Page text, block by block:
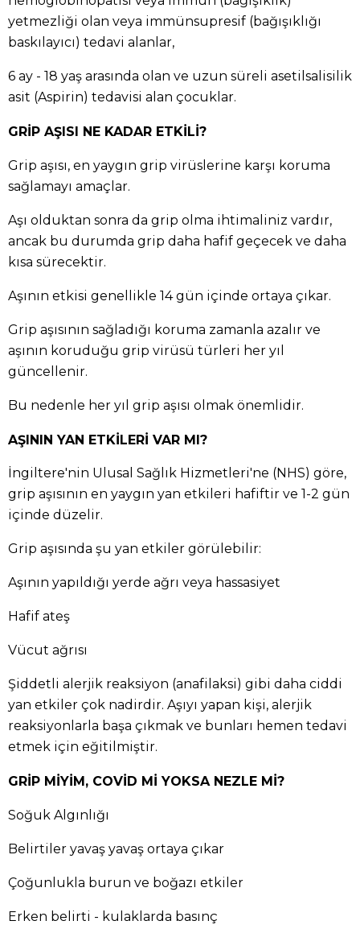
yetmezliği olan veya immünsupresif (bağışıklığı
baskılayıcı) tedavi alanlar,
6 ay - 18 yaş arasında olan ve uzun süreli asetilsalisilik
asit (Aspirin) tedavisi alan çocuklar.
GRİP AŞISI NE KADAR ETKİLİ?
Grip aşısı, en yaygın grip virüslerine karşı koruma
sağlamayı amaçlar.
Aşı olduktan sonra da grip olma ihtimaliniz vardır,
ancak bu durumda grip daha hafif geçecek ve daha
kısa sürecektir.
Aşının etkisi genellikle 14 gün içinde ortaya çıkar.
Grip aşısının sağladığı koruma zamanla azalır ve
aşının koruduğu grip virüsü türleri her yıl
güncellenir.
Bu nedenle her yıl grip aşısı olmak önemlidir.
AŞININ YAN ETKİLERİ VAR MI?
İngiltere'nin Ulusal Sağlık Hizmetleri'ne (NHS) göre,
grip aşısının en yaygın yan etkileri hafiftir ve 1-2 gün
içinde düzelir.
Grip aşısında şu yan etkiler görülebilir:
Aşının yapıldığı yerde ağrı veya hassasiyet
Hafif ateş
Vücut ağrısı
Şiddetli alerjik reaksiyon (anafilaksi) gibi daha ciddi
yan etkiler çok nadirdir. Aşıyı yapan kişi, alerjik
reaksiyonlarla başa çıkmak ve bunları hemen tedavi
etmek için eğitilmiştir.
GRİP MİYİM, COVİD Mİ YOKSA NEZLE Mİ?
Soğuk Algınlığı
Belirtiler yavaş yavaş ortaya çıkar
Çoğunlukla burun ve boğazı etkiler
Erken belirti - kulaklarda basınç